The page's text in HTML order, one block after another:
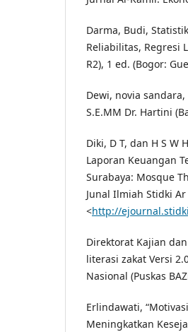
Darma, Budi,
Reliabilitas, Regresi
R2), 1 ed. (Bogor:
Dewi, novia
S.E.MM Dr. Hartini
Diki, D T, dan H S W
Laporan Keuangan
Surabaya: Mosque
Junal Ilmiah Stidki
<http://
Direktorat Kajian
literasi zakat Versi
Nasional (Puskas
Erlindawati,
Meningkatkan